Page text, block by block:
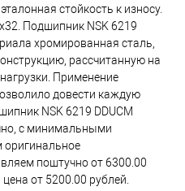
стойкость к износу.
Подшипник NSK 6219
хромированная сталь,
рассчитанную на
Применение
довести каждую
NSK 6219 DDUCM
с минимальными
оригинальное
поштучно от 6300.00
от 5200.00 рублей.